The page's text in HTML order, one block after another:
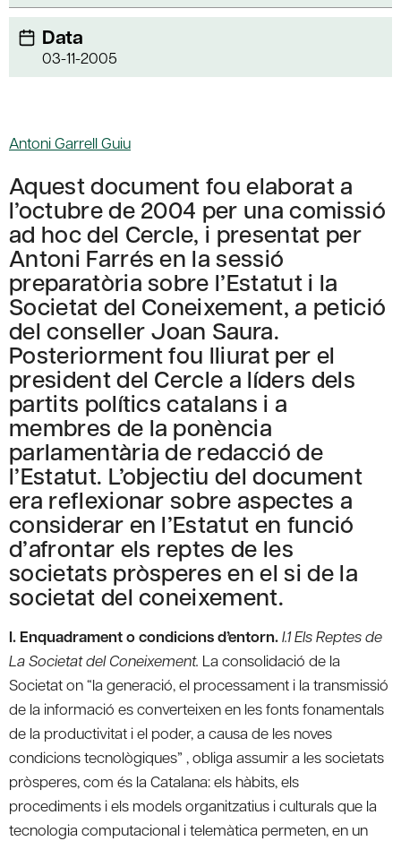
Data
03-11-2005
Antoni Garrell Guiu
Aquest document fou elaborat a
l’octubre de 2004 per una comissió
ad hoc del Cercle, i presentat per
Antoni Farrés en la sessió
preparatòria sobre l’Estatut i la
Societat del Coneixement, a petició
del conseller Joan Saura.
Posteriorment fou lliurat per el
president del Cercle a líders dels
partits polítics catalans i a
membres de la ponència
parlamentària de redacció de
l’Estatut. L’objectiu del document
era reflexionar sobre aspectes a
considerar en l’Estatut en funció
d’afrontar els reptes de les
societats pròsperes en el si de la
societat del coneixement.
I. Enquadrament o condicions d’entorn.I.1 Els Reptes de
La Societat del Coneixement. La consolidació de la
Societat on “la generació, el processament i la transmissió
de la informació es converteixen en les fonts fonamentals
de la productivitat i el poder, a causa de les noves
condicions tecnològiques” , obliga assumir a les societats
pròsperes, com és la Catalana: els hàbits, els
procediments i els models organitzatius i culturals que la
tecnologia computacional i telemàtica permeten, en un